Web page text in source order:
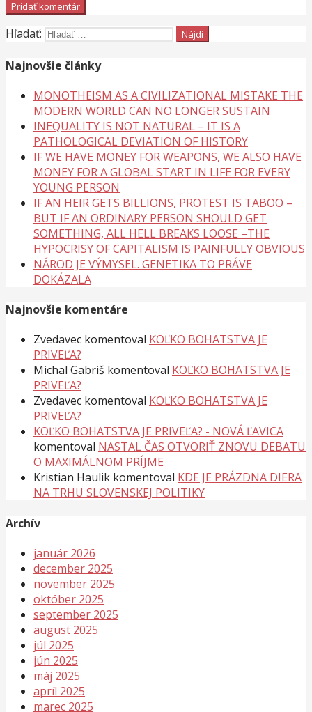
Hľadať:
Najnovšie články
MONOTHEISM AS A CIVILIZATIONAL MISTAKE THE
MODERN WORLD CAN NO LONGER SUSTAIN
INEQUALITY IS NOT NATURAL – IT IS A
PATHOLOGICAL DEVIATION OF HISTORY
IF WE HAVE MONEY FOR WEAPONS, WE ALSO HAVE
MONEY FOR A GLOBAL START IN LIFE FOR EVERY
YOUNG PERSON
IF AN HEIR GETS BILLIONS, PROTEST IS TABOO –
BUT IF AN ORDINARY PERSON SHOULD GET
SOMETHING, ALL HELL BREAKS LOOSE –THE
HYPOCRISY OF CAPITALISM IS PAINFULLY OBVIOUS
NÁROD JE VÝMYSEL. GENETIKA TO PRÁVE
DOKÁZALA
Najnovšie komentáre
Zvedavec komentoval KOĽKO BOHATSTVA JE
PRIVEĽA?
Michal Gabriš komentoval KOĽKO BOHATSTVA JE
PRIVEĽA?
Zvedavec komentoval KOĽKO BOHATSTVA JE
PRIVEĽA?
KOĽKO BOHATSTVA JE PRIVEĽA? - NOVÁ ĽAVICA
komentoval NASTAL ČAS OTVORIŤ ZNOVU DEBATU
O MAXIMÁLNOM PRÍJME
Kristian Haulik komentoval KDE JE PRÁZDNA DIERA
NA TRHU SLOVENSKEJ POLITIKY
Archív
január 2026
december 2025
november 2025
október 2025
september 2025
august 2025
júl 2025
jún 2025
máj 2025
apríl 2025
marec 2025